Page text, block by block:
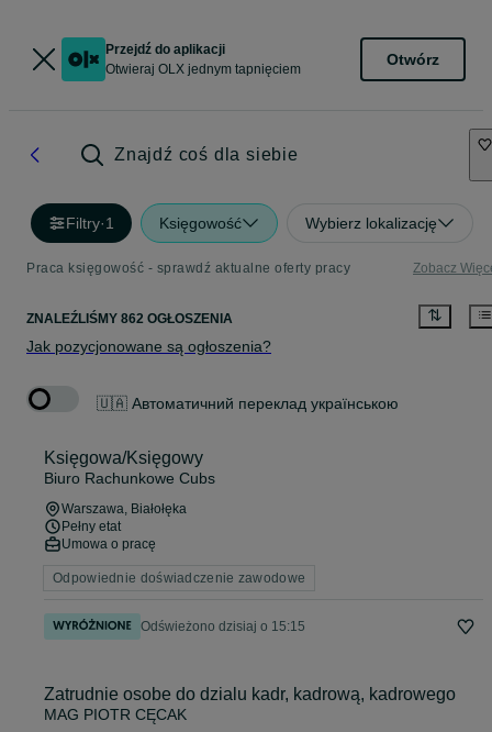
Przejdź do aplikacji
Otwieraj OLX jednym tapnięciem
Otwórz
Znajdź coś dla siebie
Filtry·1 Księgowość Wybierz lokalizację
Praca księgowość - sprawdź aktualne oferty pracy Zobacz
ZNALEŹLIŚMY 862 OGŁOSZENIA
Jak pozycjonowane są ogłoszenia?
🇺🇦 Автоматичний переклад українською
Księgowa/Księgowy
Biuro Rachunkowe Cubs
Warszawa, Białołęka
Pełny etat
Umowa o pracę
Odpowiednie doświadczenie zawodowe
Odświeżono dzisiaj o 15:15
Zatrudnie osobe do dzialu kadr, kadrową, kadrowego
MAG PIOTR CĘCAK